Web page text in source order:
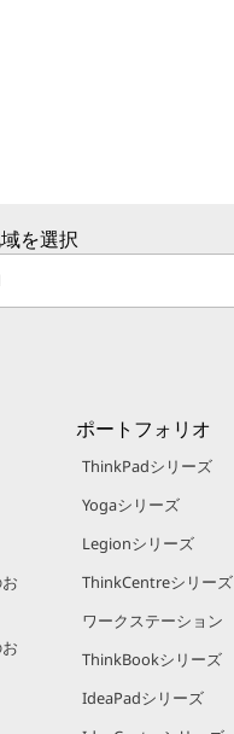
を選択
ポートフォリオ
ThinkPadシリーズ
Yogaシリーズ
Legionシリーズ
ThinkCentreシリーズ
ワークステーション
ThinkBookシリーズ
IdeaPadシリーズ